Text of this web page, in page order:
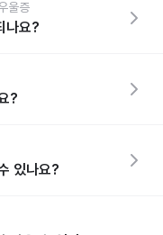
울증
나요?
?
있나요?